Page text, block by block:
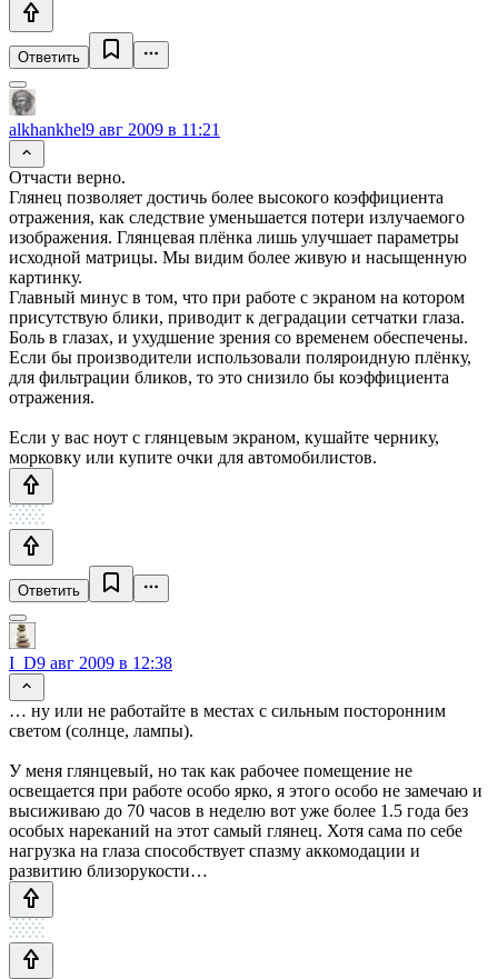
Ответить
alkhankhel9 авг 2009 в 11:21
Отчасти верно.
Глянец позволяет достичь более высокого коэффициента
отражения, как следствие уменьшается потери излучаемого
изображения. Глянцевая плёнка лишь улучшает параметры
исходной матрицы. Мы видим более живую и насыщенную
картинку.
Главный минус в том, что при работе с экраном на котором
присутствую блики, приводит к деградации сетчатки глаза.
Боль в глазах, и ухудшение зрения со временем обеспечены.
Если бы производители использовали поляроидную плёнку,
для фильтрации бликов, то это снизило бы коэффициента
отражения.
Если у вас ноут с глянцевым экраном, кушайте чернику,
морковку или купите очки для автомобилистов.
Ответить
I_D9 авг 2009 в 12:38
… ну или не работайте в местах с сильным посторонним
светом (солнце, лампы).
У меня глянцевый, но так как рабочее помещение не
освещается при работе особо ярко, я этого особо не замечаю и
высиживаю до 70 часов в неделю вот уже более 1.5 года без
особых нареканий на этот самый глянец. Хотя сама по себе
нагрузка на глаза способствует спазму аккомодации и
развитию близорукости…